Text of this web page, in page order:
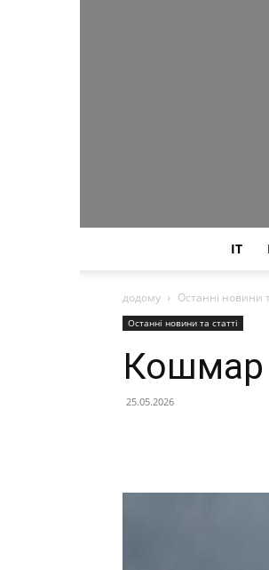
IT
додому Останні новини
Останні новини та статті
Кошмар
25.05.2026